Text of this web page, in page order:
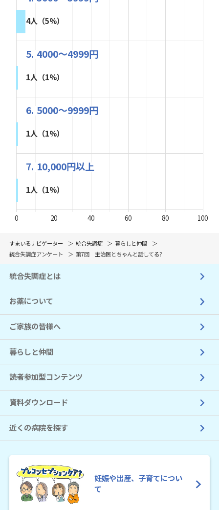
4人（5%）
5. 4000～4999円
1人（1%）
6. 5000～9999円
1人（1%）
7. 10,000円以上
1人（1%）
0 20 40 60 80 100
すまいるナビゲーター 統合失調症
暮らしと仲間
統合失調症アンケート
第7回 主治医とちゃんと話してる?
統合失調症とは
お薬について
ご家族の皆様へ
暮らしと仲間
読者参加型コンテンツ
資料ダウンロード
近くの病院を探す
妊娠や出産、子育てについ
て